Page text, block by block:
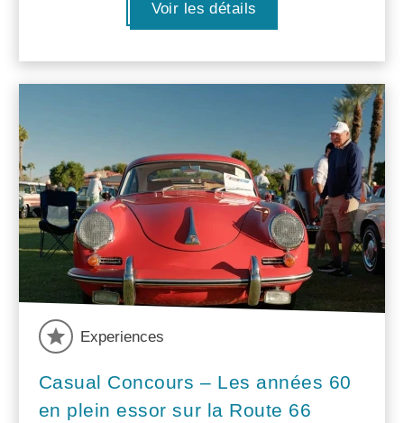
Voir les détails
Experiences
Casual Concours – Les années 60
en plein essor sur la Route 66